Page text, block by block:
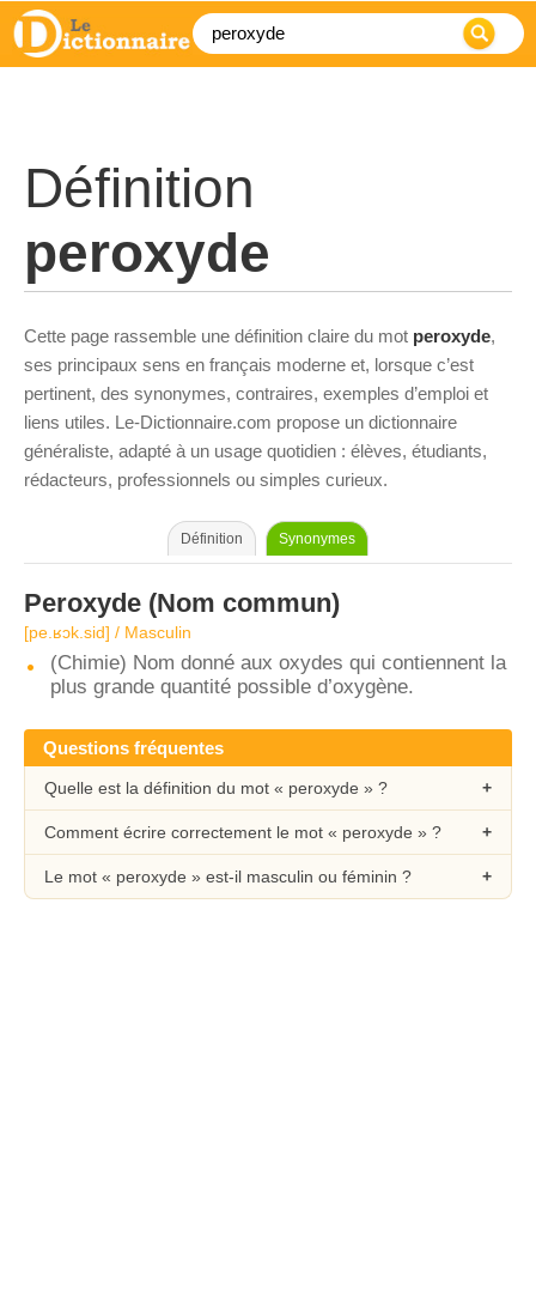
Définition
peroxyde
Cette page rassemble une définition claire du mot peroxyde,
ses principaux sens en français moderne et, lorsque c’est
pertinent, des synonymes, contraires, exemples d’emploi et
liens utiles. Le-Dictionnaire.com propose un dictionnaire
généraliste, adapté à un usage quotidien : élèves, étudiants,
rédacteurs, professionnels ou simples curieux.
Définition Synonymes
Peroxyde (Nom commun)
[pe.ʁɔk.sid] / Masculin
(Chimie) Nom donné aux oxydes qui contiennent la
plus grande quantité possible d’oxygène.
Questions fréquentes
Quelle est la définition du mot « peroxyde » ?
Comment écrire correctement le mot « peroxyde » ?
Le mot « peroxyde » est-il masculin ou féminin ?